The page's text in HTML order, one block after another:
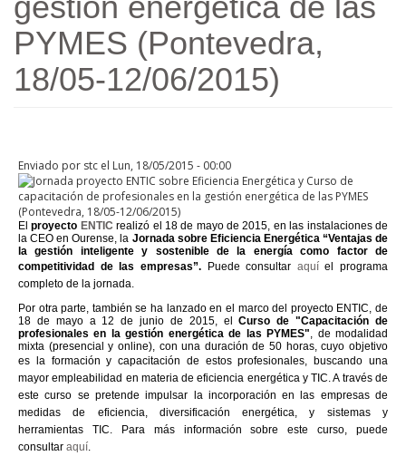
Comunicación
Documentos
PYMES (Pontevedra,
18/05-12/06/2015)
Enviado por stc el Lun, 18/05/2015 - 00:00
Elproyecto ENTIC realizó el 18 de mayo de 2015, en las instalaciones de
la CEO en Ourense, la Jornada sobre Eficiencia Energética“Ventajas de
la gestión inteligente y sostenible de la energía como factor de
competitividad de las empresas”.
Puede consultar aquíel programa
completo de la jornada.
Por otra parte, también se ha lanzado en el marco del proyecto ENTIC, de
18 de mayo a 12 de junio de 2015, elCurso de "Capacitación de
profesionales en la gestión energética de las PYMES", de modalidad
mixta (presencial y online), con una duración de 50 horas, cuyo objetivo
es
la formación y capacitación de estos profesionales, buscando una
mayor empleabilidad en materia de eficiencia energética y TIC. A través de
este curso se pretende impulsar la incorporación en las empresas de
medidas de eficiencia, diversificación energética, y sistemas y
herramientas TIC. Para más información sobre este curso, puede
consultar aquí.